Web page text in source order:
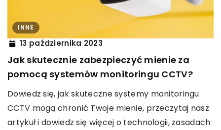
INNE
13 października 2023
Jak skutecznie zabezpieczyć mienie za
pomocą systemów monitoringu CCTV?
Dowiedz się, jak skuteczne systemy monitoringu
CCTV mogą chronić Twoje mienie, przeczytaj nasz
artykuł i dowiedz się więcej o technologii, zasadach